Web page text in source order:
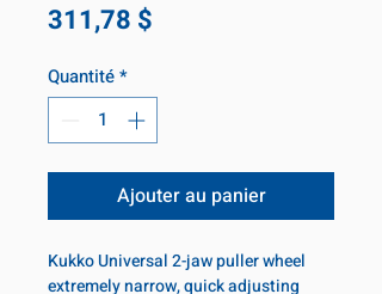
311,78 $
Quantité*
Ajouter au panier
Kukko Universal 2-jaw puller wheel
extremely narrow, quick adjusting